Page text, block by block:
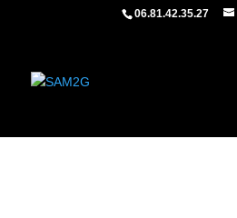
06.81.42.35.27